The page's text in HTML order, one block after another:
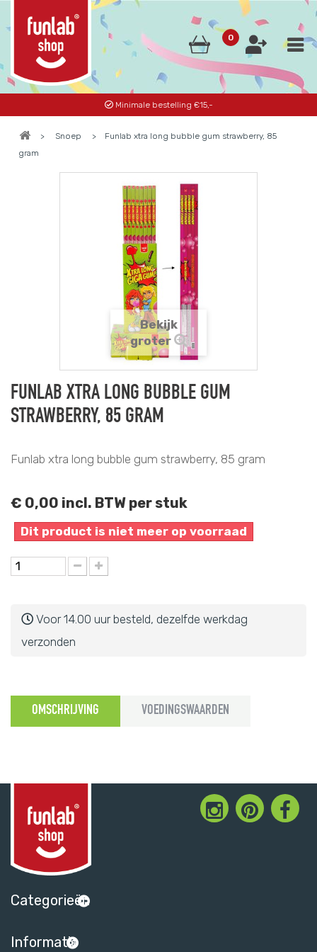
0
Minimale bestelling €15,-
> Snoep >
Funlab xtra long bubble gum strawberry, 85
gram
Bekijk
groter
FUNLAB XTRA LONG BUBBLE GUM
STRAWBERRY, 85 GRAM
Funlab xtra long bubble gum strawberry, 85 gram
€ 0,00 incl. BTW per stuk
Dit product is niet meer op voorraad
Voor 14.00 uur besteld, dezelfde werkdag
verzonden
OMSCHRIJVING VOEDINGSWAARDEN
Categorieën
Informatie